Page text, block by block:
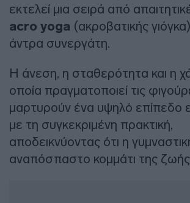
εκτελεί μια σειρά από
acro yoga (ακροβατικής
άντρα συνεργάτη.
Η άνεση, η σταθερότητα και η
οποία πραγματοποιεί τις
μαρτυρούν ένα υψηλό επίπεδο
με τη συγκεκριμένη πρακτική,
αποδεικνύοντας ότι η
αναπόσπαστο κομμάτι της ζωής